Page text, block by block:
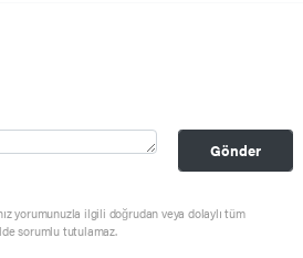
Gönder
yorumunuzla ilgili doğrudan veya dolaylı tüm
sorumlu tutulamaz.